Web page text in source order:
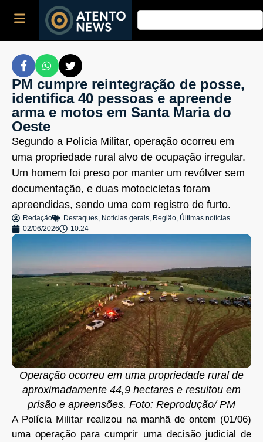
PM cumpre reintegração de posse,
identifica 40 pessoas e apreende
arma e motos em Santa Maria do
Oeste
Segundo a Polícia Militar, operação ocorreu em
uma propriedade rural alvo de ocupação irregular.
Um homem foi preso por manter um revólver sem
documentação, e duas motocicletas foram
apreendidas, sendo uma com registro de furto.
Redação Destaques, Notícias gerais, Região, Últimas notícias
02/06/2026
10:24
Operação ocorreu em uma propriedade rural de
aproximadamente 44,9 hectares e resultou em
prisão e apreensões. Foto: Reprodução/ PM
A Polícia Militar realizou na manhã de ontem (01/06)
uma operação para cumprir uma decisão judicial de